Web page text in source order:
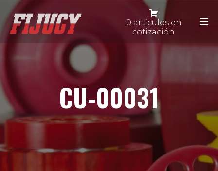
0 artículos en
cotización
CU-00031